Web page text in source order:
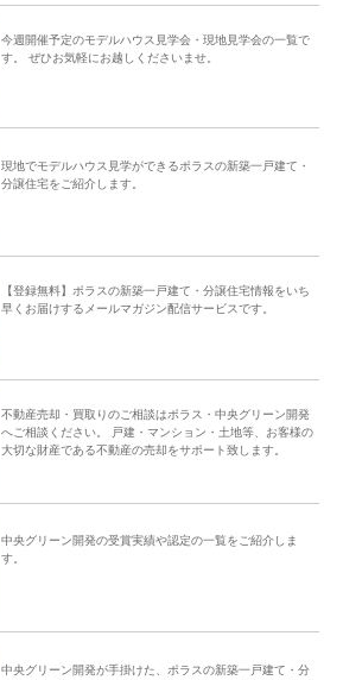
今週開催予定のモデルハウス見学会・現地見学会の一覧で
す。 ぜひお気軽にお越しくださいませ。
現地でモデルハウス見学ができるポラスの新築一戸建て・
分譲住宅をご紹介します。
【登録無料】ポラスの新築一戸建て・分譲住宅情報をいち
早くお届けするメールマガジン配信サービスです。
不動産売却・買取りのご相談はポラス・中央グリーン開発
へご相談ください。 戸建・マンション・土地等、お客様の
大切な財産である不動産の売却をサポート致します。
中央グリーン開発の受賞実績や認定の一覧をご紹介しま
す。
中央グリーン開発が手掛けた、ポラスの新築一戸建て・分